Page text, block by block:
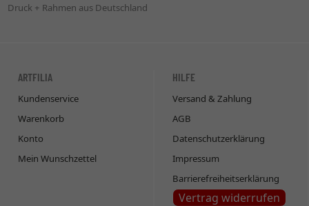
Druck + Rahmen aus Deutschland
ARTFILIA
Kundenservice
Warenkorb
Konto
Mein Wunschzettel
HILFE
Versand & Zahlung
AGB
Datenschutzerklärung
Impressum
Barrierefreiheitserklärung
Vertrag widerrufen